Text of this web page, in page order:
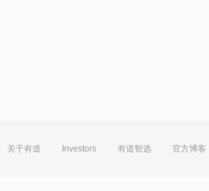
关于有道 Investors 有道智选 官方博客